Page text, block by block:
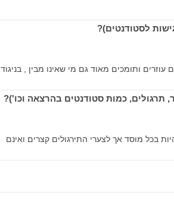
לסטודנטים)?
ותומכים מאוד גם מי שאינו מבין , בניגוד
תרגולים, כמות סטודנטים בהרצאה וכו')?
בכל מוסד אך לצערי התירגולים קצרים ואינם